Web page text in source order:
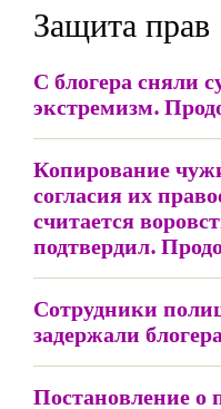
Защита прав
С блогера сняли
экстремизм.
Копирование
согласия их
считается
подтвердил.
Сотрудники
задержали
Постановление о